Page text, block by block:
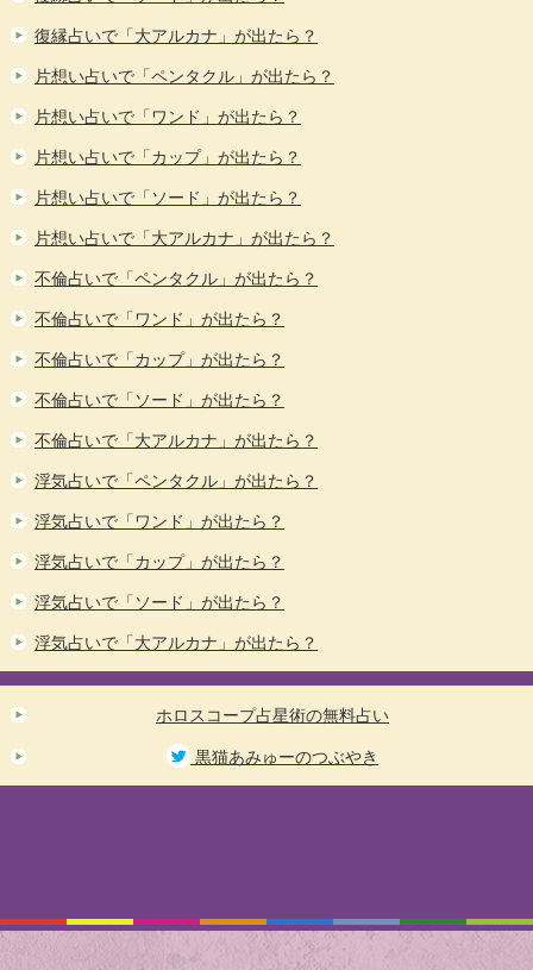
復縁占いで「大アルカナ」が出たら？
片想い占いで「ペンタクル」が出たら？
片想い占いで「ワンド」が出たら？
片想い占いで「カップ」が出たら？
片想い占いで「ソード」が出たら？
片想い占いで「大アルカナ」が出たら？
不倫占いで「ペンタクル」が出たら？
不倫占いで「ワンド」が出たら？
不倫占いで「カップ」が出たら？
不倫占いで「ソード」が出たら？
不倫占いで「大アルカナ」が出たら？
浮気占いで「ペンタクル」が出たら？
浮気占いで「ワンド」が出たら？
浮気占いで「カップ」が出たら？
浮気占いで「ソード」が出たら？
浮気占いで「大アルカナ」が出たら？
ホロスコープ占星術の無料占い
黒猫あみゅーのつぶやき